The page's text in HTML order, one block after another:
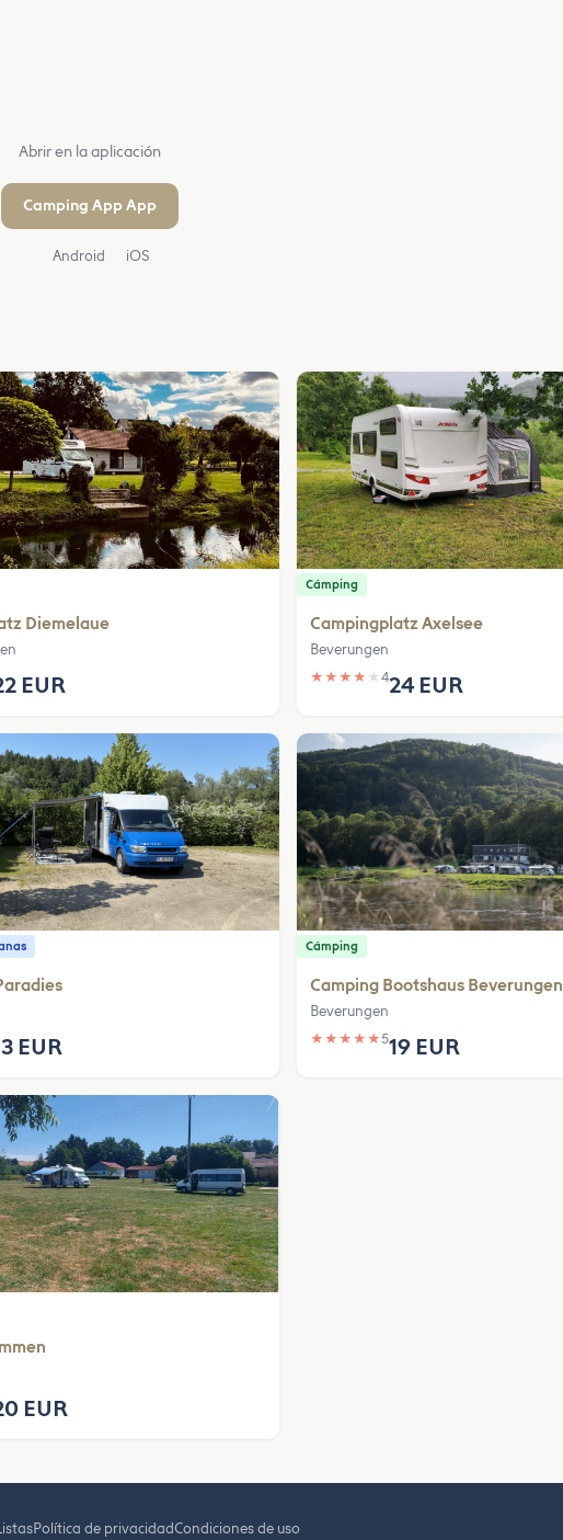
Abrir en la aplicación
Camping App App
Android iOS
Diemelaue
EUR
Cámping
Campingplatz Axelsee
Beverungen
★ ★ ★ ★ ★ 424 EUR
EUR
Cámping
Camping Bootshaus Beverungen
Beverungen
★ ★ ★ ★ ★519 EUR
EUR
Política de privacidadCondiciones de uso